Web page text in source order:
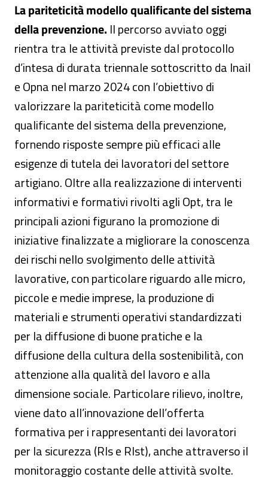
La pariteticità modello qualificante del sistema
della prevenzione. Il percorso avviato oggi
rientra tra le attività previste dal protocollo
d’intesa di durata triennale sottoscritto da Inail
e Opna nel marzo 2024 con l’obiettivo di
valorizzare la pariteticità come modello
qualificante del sistema della prevenzione,
fornendo risposte sempre più efficaci alle
esigenze di tutela dei lavoratori del settore
artigiano. Oltre alla realizzazione di interventi
informativi e formativi rivolti agli Opt, tra le
principali azioni figurano la promozione di
iniziative finalizzate a migliorare la conoscenza
dei rischi nello svolgimento delle attività
lavorative, con particolare riguardo alle micro,
piccole e medie imprese, la produzione di
materiali e strumenti operativi standardizzati
per la diffusione di buone pratiche e la
diffusione della cultura della sostenibilità, con
attenzione alla qualità del lavoro e alla
dimensione sociale. Particolare rilievo, inoltre,
viene dato all’innovazione dell’offerta
formativa per i rappresentanti dei lavoratori
per la sicurezza (Rls e Rlst), anche attraverso il
monitoraggio costante delle attività svolte.